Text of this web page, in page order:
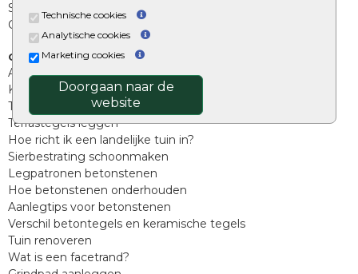
Technische cookies
Analytische cookies
Marketing cookies
Doorgaan naar de
website
Split, grind en zand
Oprit tegels
Overig
Aanbiedingen
Kunstgras
Tuintegels outlet
Terrastegels leggen
Hoe richt ik een landelijke tuin in?
Sierbestrating schoonmaken
Legpatronen betonstenen
Hoe betonstenen onderhouden
Aanlegtips voor betonstenen
Verschil betontegels en keramische tegels
Tuin renoveren
Wat is een facetrand?